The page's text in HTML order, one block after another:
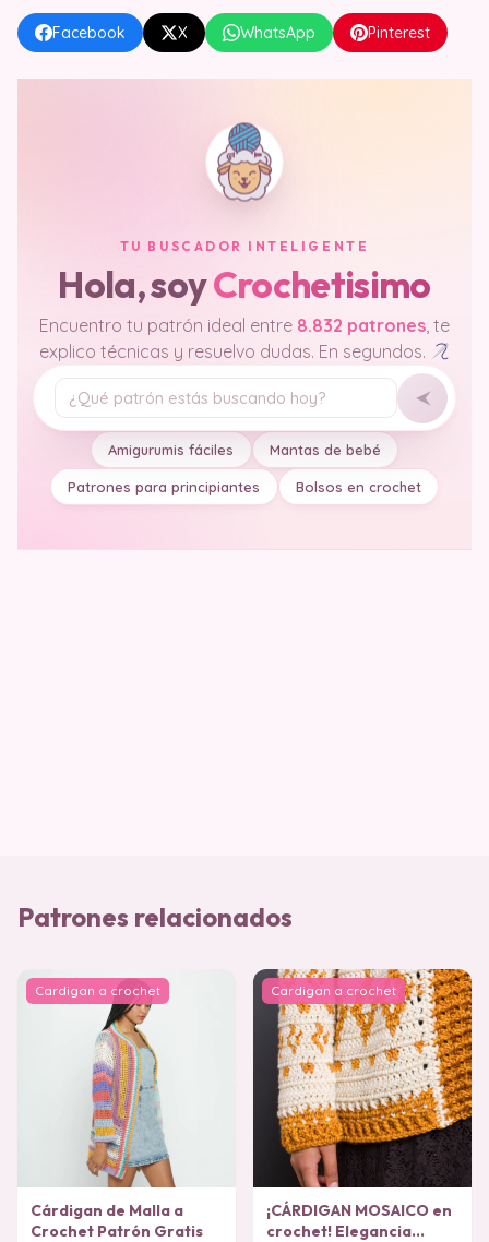
Facebook X WhatsApp Pinterest
TU BUSCADOR INTELIGENTE
Hola, soyCrochetisimo
Encuentro tu patrón ideal entre 8.832 patrones, te
explico técnicas y resuelvo dudas. En segundos.
Tu pregunta
Amigurumis fáciles Mantas de bebé
Patrones para principiantes Bolsos en crochet
Patrones relacionados
Cardigan a crochet
Cárdigan de Malla a
Crochet Patrón Gratis
Cardigan a crochet
¡CÁRDIGAN MOSAICO en
crochet! Elegancia